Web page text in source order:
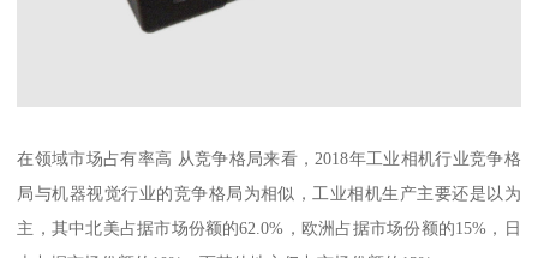
在领域市场占有率高 从竞争格局来看，2018年工业相机行业竞争格
局与机器视觉行业的竞争格局为相似，工业相机生产主要还是以为
主，其中北美占据市场份额的62.0%，欧洲占据市场份额的15%，日